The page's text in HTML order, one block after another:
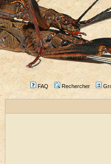
FAQ Rechercher